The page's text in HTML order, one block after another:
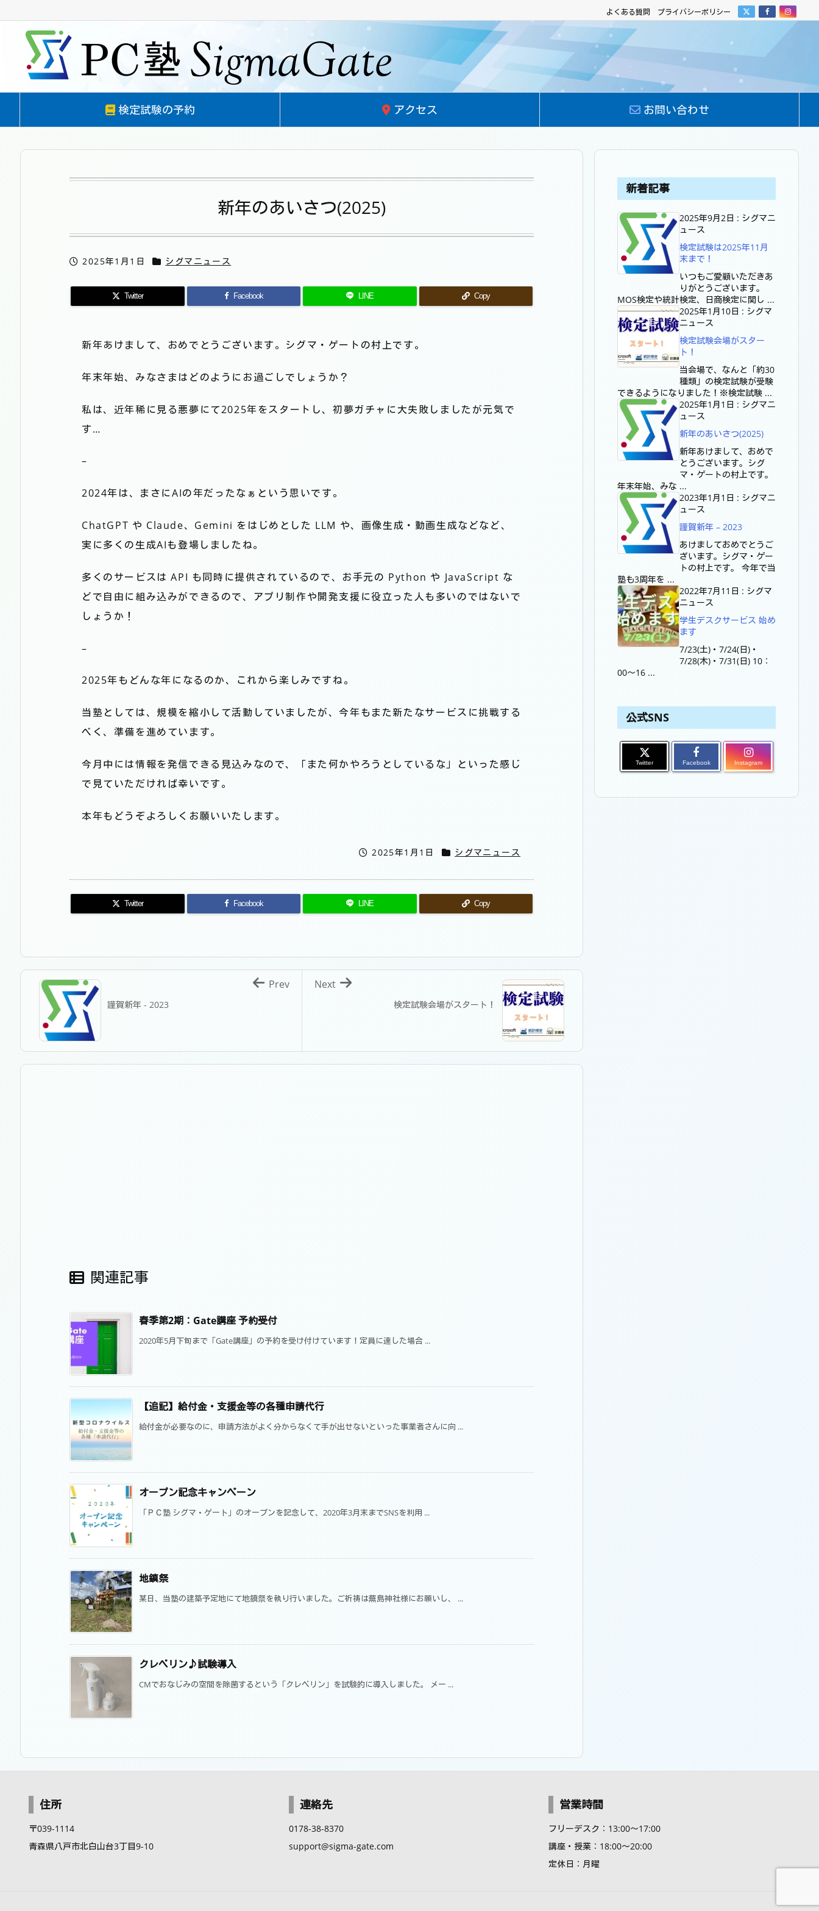
検定試験の予約 アクセス お問い合わせ
よくある質問 プライバシーポリシー
新年のあいさつ(2025)
2025年1月1日 シグマニュース
Twitter Facebook LINE Copy
新年あけまして、おめでとうございます。シグマ・ゲートの村上です。
年末年始、みなさまはどのようにお過ごしでしょうか？
私は、近年稀に見る悪夢にて2025年をスタートし、初夢ガチャに大失敗しましたが元気で
す…
–
2024年は、まさにAIの年だったなぁという思いです。
ChatGPT や Claude、Gemini をはじめとした LLM や、画像生成・動画生成などなど、
実に多くの生成AIも登場しましたね。
多くのサービスは API も同時に提供されているので、お手元の Python や JavaScript な
どで自由に組み込みができるので、アプリ制作や開発支援に役立った人も多いのではないで
しょうか！
–
2025年もどんな年になるのか、これから楽しみですね。
当塾としては、規模を縮小して活動していましたが、今年もまた新たなサービスに挑戦する
べく、準備を進めています。
今月中には情報を発信できる見込みなので、「また何かやろうとしているな」といった感じ
で見ていただければ幸いです。
本年もどうぞよろしくお願いいたします。
2025年1月1日 シグマニュース
Twitter Facebook LINE Copy
検定試験会場がスタート！
Next
謹賀新年 - 2023
Prev
関連記事
春季第2期：Gate講座 予約受付
2020年5月下旬まで「Gate講座」の予約を受け付けています！定員に達した場合 ...
【追記】給付金・支援金等の各種申請代行
給付金が必要なのに、申請方法がよく分からなくて手が出せないといった事業者さんに向 ...
オープン記念キャンペーン
「ＰＣ塾 シグマ・ゲート」のオープンを記念して、2020年3月末までSNSを利用 ...
地鎮祭
某日、当塾の建築予定地にて地鎮祭を執り行いました。ご祈祷は蕪島神社様にお願いし、 ...
クレベリン♪試験導入
CMでおなじみの空間を除菌するという「クレベリン」を試験的に導入しました。 メー ...
新着記事
2025年9月2日 : シグマニ
ュース
検定試験は2025年11月
末まで！
いつもご愛顧いただきあ
りがとうございます。
MOS検定や統計検定、日商検定に関し ...
2025年1月10日 : シグマ
ニュース
検定試験会場がスター
ト！
当会場で、なんと「約30
種類」の検定試験が受験
できるようになりました！※検定試験 ...
2025年1月1日 : シグマニ
ュース
新年のあいさつ(2025)
新年あけまして、おめで
とうございます。シグ
マ・ゲートの村上です。
年末年始、みな ...
2023年1月1日 : シグマニ
ュース
謹賀新年 – 2023
あけましておめでとうご
ざいます。シグマ・ゲー
トの村上です。 今年で当
塾も3周年を ...
2022年7月11日 : シグマ
ニュース
学生デスクサービス 始め
ます
7/23(土)・7/24(日)・
7/28(木)・7/31(日) 10：
00～16 ...
公式SNS
Twitter Facebook Instagram
住所
〒039-1114
青森県八戸市北白山台3丁目9-10
連絡先
0178-38-8370
support@sigma-gate.com
営業時間
フリーデスク：13:00～17:00
講座・授業：18:00～20:00
定休日：月曜